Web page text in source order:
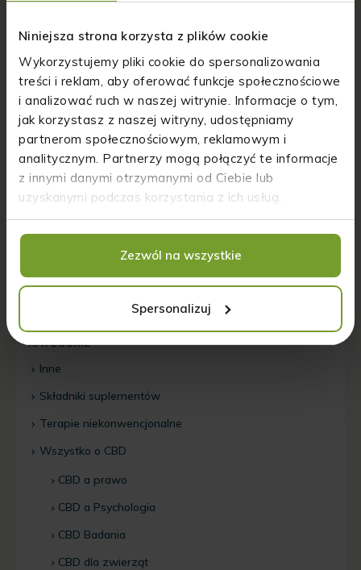
Niniejsza strona korzysta z plików cookie
Wykorzystujemy pliki cookie do spersonalizowania
treści i reklam, aby oferować funkcje społecznościowe
i analizować ruch w naszej witrynie. Informacje o tym,
jak korzystasz z naszej witryny, udostępniamy
partnerom społecznościowym, reklamowym i
analitycznym. Partnerzy mogą połączyć te informacje
z innymi danymi otrzymanymi od Ciebie lub
uzyskanymi podczas korzystania z ich usług.
Zezwól na wszystkie
Spersonalizuj
Izabela Wojciuk
CEO HempKing
Współzałożycielka marek Hempking, Biozdrowy i Biowen.
Posiada dużą wiedzę na temat składów produktów i
pasjonuje się przede wszystkim tworzeniem nowych
kosmetyków oraz szerzeniem pozytywnego podejścia do
zdrowego stylu życia.
KATEGORIE
Inne
Składniki suplementów
Terapie niekonwencjonalne
Wszystko o CBD
CBD a prawo
CBD a Psychologia
CBD Badania
CBD dla zwierząt